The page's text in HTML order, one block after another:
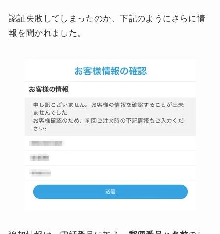
認証失敗してしまったのか、下記のようにさらに情
報を聞かれました。